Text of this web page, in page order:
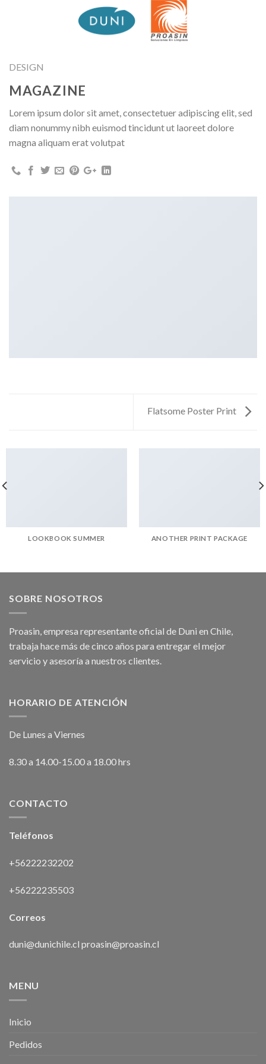
DESIGN
MAGAZINE
Lorem ipsum dolor sit amet, consectetuer adipiscing elit, sed
diam nonummy nibh euismod tincidunt ut laoreet dolore
magna aliquam erat volutpat
Flatsome Poster Print
LOOKBOOK SUMMER ANOTHER PRINT PACKAGE
SOBRE NOSOTROS
Proasin, empresa representante oficial de Duni en Chile,
trabaja hace más de cinco años para entregar el mejor
servicio y asesoría a nuestros clientes.
HORARIO DE ATENCIÓN
De Lunes a Viernes
8.30 a 14.00-15.00 a 18.00 hrs
CONTACTO
Teléfonos
+56222232202
+56222235503
Correos
duni@dunichile.cl proasin@proasin.cl
MENU
Inicio
Pedidos